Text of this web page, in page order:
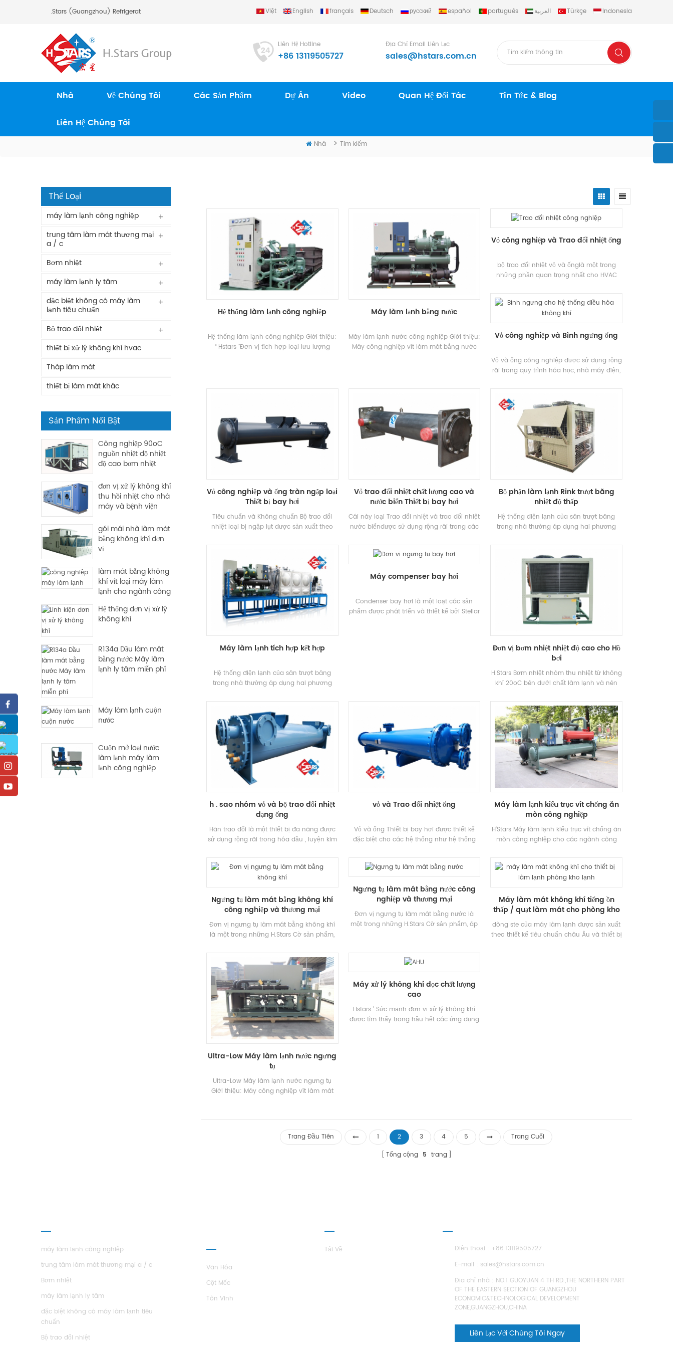
Mừng Bạn Đến H.Stars (Guangzhou) Refrigerating Equipment Group Ltd.. Việt English français Deutsch русский español português العربية Türkçe Indonesia
Liên Hệ Hotline
+86 13119505727
Địa Chỉ Email Liên Lạc
sales@hstars.com.cn
Nhà Về Chúng Tôi Các Sản Phẩm Dự Án Video Quan Hệ Đối Tác Tin Tức & Blog
Liên Hệ Chúng Tôi
Nhà > Tìm kiếm
Hệ thống làm lạnh công nghiệp
Hệ thống làm lạnh công nghiệp Giới thiệu:
“ Hstars ”Đơn vị tích hợp loại lưu lượng
điều chỉnh giải pháp theo nhu cầu của dự
dụng: công nghiệp vận tải, vv
Máy làm lạnh bằng nước
Máy làm lạnh nước công nghiệp Giới thiệu:
Máy công nghiệp vít làm mát bằng nước
Khả năng làm mát Phạm vi: 120,3KW ~
dược phẩm, công nghiệp, chế biến thực
phẩm và các địa điểm công nghiệp khác
Vỏ công nghiệp và Trao đổi nhiệt ống
bộ trao đổi nhiệt vỏ và ốnglà một trong
những phần quan trọng nhất cho HVAC
bơm nhiệt, được sử dụng rộng rãi trong tất
cả các loại công nghiệp và thương mại
khu vực.
Vỏ công nghiệp và Bình ngưng ống
Vỏ và ống công nghiệp được sử dụng rộng
rãi trong quy trình hóa học, nhà máy điện,
Vỏ công nghiệp và ống tràn ngập loại
Thiết bị bay hơi
Tiêu chuẩn và Không chuẩn Bộ trao đổi
nhiệt loại bị ngập lụt được sản xuất theo
Vỏ trao đổi nhiệt chất lượng cao và
nước biển Thiết bị bay hơi
Cái này loại Trao đổi nhiệt và trao đổi nhiệt
nước biểnđược sử dụng rộng rãi trong các
những người đó hệ thống cần xử lý hóa
chất hoặc crossive Chất lỏng.
Bộ phận làm lạnh Rink trượt băng
nhiệt độ thấp
Hệ thống điện lạnh của sân trượt băng
trong nhà thường áp dụng hai phương
tiếp và gián tiếp Làm mát. Mở rộng trực
tiếp thông qua "hstars" Hỗn ly thương hiệu
Đơn vị; Làm mát gián tiếp áp dụng "hstars"
Loại vít thương hiệu Nhiệt độ thấp Máy làm
lạnh, glycol được sử dụng như một chất
làm lạnh để tạo thành băng trên Rink.
Máy làm lạnh tích hợp kết hợp
Hệ thống điện lạnh của sân trượt băng
trong nhà thường áp dụng hai phương
tiếp và gián tiếp Làm mát. Mở rộng trực
tiếp thông qua "hstars" Hỗn ly thương hiệu
Đơn vị; Làm mát gián tiếp áp dụng "hstars"
Loại vít thương hiệu Nhiệt độ thấp Máy làm
lạnh, glycol được sử dụng như một chất
làm lạnh để tạo thành băng trên Rink.
Máy compenser bay hơi
Condenser bay hơi là một loạt các sản
phẩm được phát triển và thiết kế bởi Stellar
Đơn vị bơm nhiệt nhiệt độ cao cho Hồ
bơi
H.Stars Bơm nhiệt nhóm thu nhiệt từ không
khí 20oC bên dưới chất làm lạnh và nén
suất cao, sau đó được thông qua truyền
nhiệt đến nhu cầu được làm nóng nước
hoặc phương tiện truyền thông khác
h . sao nhóm vỏ và bộ trao đổi nhiệt
dạng ống
Hăn trao đổi là một thiết bị đa năng được
sử dụng rộng rãi trong hóa dầu , luyện kim
khác .
vỏ và Trao đổi nhiệt ống
Vỏ và ống Thiết bị bay hơi được thiết kế
đặc biệt cho các hệ thống như hệ thống
bơm nhiệt Gia công. Bảo trì thuận tiện, hiệu
suất truyền nhiệt cao, được sử dụng rộng
rãi trong các quá trình hóa học, nhà máy
điện, máy lạnh và các dịp khác.
Máy làm lạnh kiểu trục vít chống ăn
mòn công nghiệp
H'Stars Máy làm lạnh kiểu trục vít chống ăn
mòn công nghiệp cho các ngành công
mòn. Sản phẩm có sẵn cho tùy chỉnh với
60-3200kW và có thể được thiết kế đặc
biệt theo các nhu cầu khác nhau.
Ngưng tụ làm mát bằng không khí
công nghiệp và thương mại
Đơn vị ngưng tụ làm mát bằng không khí
là một trong những H.Stars Cờ sản phẩm,
mát công nghiệp và thương mại để chế
biến thực phẩm, điện lạnh và nhiệt độ thấp
Ngưng tụ làm mát bằng nước công
nghiệp và thương mại
Đơn vị ngưng tụ làm mát bằng nước là
một trong những H.Stars Cờ sản phẩm, áp
thực phẩm, điện lạnh và nhiệt độ thấp đặc
biệt yêu cầu.
Máy làm mát không khí tiếng ồn
thấp / quạt làm mát cho phòng kho
lạnh sử dụng nhà máy chế biến thực
phẩm
dòng ste của máy làm lạnh được sản xuất
theo thiết kế tiêu chuẩn châu Âu và thiết bị
Ultra-Low Máy làm lạnh nước ngưng
tụ
Ultra-Low Máy làm lạnh nước ngưng tụ
Giới thiệu: Máy công nghiệp vít làm mát
số kỹ thuật tiêu chuẩn cho Đơn vị. Thương
hiệu: Hstars Khả năng làm mát Phạm vi:
120,3KW ~ 1000kw Ứng dụng: Thiết bị hóa
Máy xử lý không khí dọc chất lượng
cao
Hstars ' Sức mạnh đơn vị xử lý không khí
được tìm thấy trong hầu hết các ứng dụng
Trang Đầu Tiên 1 2 3 4 5
Trang Cuối
Tổng cộng 5 trang
Thể Loại
máy làm lạnh công nghiệp
trung tâm làm mát thương mại
a / c
Bơm nhiệt
máy làm lạnh ly tâm
đặc biệt không có máy làm
lạnh tiêu chuẩn
Bộ trao đổi nhiệt
thiết bị xử lý không khí hvac
Tháp làm mát
thiết bị làm mát khác
Sản Phẩm Nổi Bật
Công nghiệp 90oC
nguồn nhiệt độ nhiệt
độ cao bơm nhiệt
đơn vị xử lý không khí
thu hồi nhiệt cho nhà
máy và bệnh viện
gói mái nhà làm mát
bằng không khí đơn
vị
làm mát bằng không
khí vít loại máy làm
lạnh cho ngành công
Hệ thống đơn vị xử lý
không khí
R134a Dầu làm mát
bằng nước Máy làm
lạnh ly tâm miễn phí
Máy làm lạnh cuộn
nước
Cuộn mở loại nước
làm lạnh máy làm
lạnh công nghiệp
máy làm lạnh công nghiệp
trung tâm làm mát thương mại a / c
Bơm nhiệt
máy làm lạnh ly tâm
đặc biệt không có máy làm lạnh tiêu
chuẩn
Bộ trao đổi nhiệt
Văn Hóa
Cột Mốc
Tôn Vinh
Tải Về
Điện thoại : +86 13119505727
E-mail : sales@hstars.com.cn
Địa chỉ nhà : NO.1 GUOYUAN 4 TH RD.,THE NORTHERN PART
OF THE EASTERN SECTION OF GUANGZHOU
ECONOMIC&TECHNOLOGICAL DEVELOPMENT
ZONE,GUANGZHOU,CHINA
Liên Lạc Với Chúng Tôi Ngay